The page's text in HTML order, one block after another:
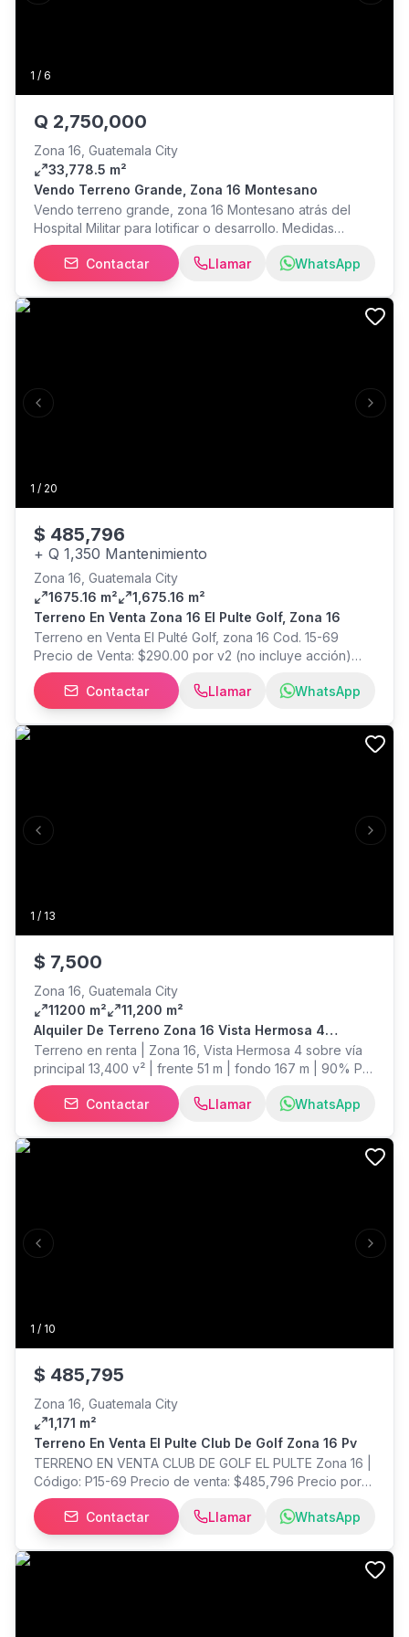
1 / 6
Q 2,750,000
Zona 16, Guatemala City
33,778.5 m²
Vendo Terreno Grande, Zona 16 Montesano
Vendo terreno grande, zona 16 Montesano atrás del
Hospital Militar para lotificar o desarrollo. Medidas
33,778.50 mt², registrado. Aprovechables 7,770,000, a
nivel de calle, el resto es Terreno inclinado ( barranco).
Tiene 242mt² de frente sobre calle asfaltada,
pavimentada Servicio Energía Eléctrica, drenajes
Contactar Llamar WhatsApp
1 / 20
Previous slide Next
$ 485,796
+ Q 1,350 Mantenimiento
Zona 16, Guatemala City
1675.16 m²
1,675.16 m²
Terreno En Venta Zona 16 El Pulte Golf, Zona 16
Terreno en Venta El Pulté Golf, zona 16 Cod. 15-69
Precio de Venta: $290.00 por v2 (no incluye acción)
Área: 1,675.16 v2 Golf front IUSI trimestral: Q5,083.10 /
Mantenimiento: Q1,350.00 Amenidades: campo de golf,
senderos, restaurante, spa, canchas de tenis, driving
range, ciclovías, business center y salones sociales,
Contactar Llamar WhatsApp
1 / 13
Previous slide Next
$ 7,500
Zona 16, Guatemala City
11200 m²
11,200 m²
Alquiler De Terreno Zona 16 Vista Hermosa 4
Subiendo A El Pulte Con 13400 V²
Terreno en renta | Zona 16, Vista Hermosa 4 sobre vía
principal 13,400 v² | frente 51 m | fondo 167 m | 90% Pot
G3 Ideal para desarrollos como colegios, condominios,
clubes, canchas deportivas o plaza comercial Ubicación
estratégica en zona de alto crecimiento con múltiples
desarrollos Posibilidad de contratos a largo plazo para
Contactar Llamar WhatsApp
1 / 10
Previous slide Next
$ 485,795
Zona 16, Guatemala City
1,171 m²
Terreno En Venta El Pulte Club De Golf Zona 16 Pv
TERRENO EN VENTA CLUB DE GOLF EL PULTE Zona 16 |
Código: P15-69 Precio de venta: $485,796 Precio por
v²: $290 No incluye acción Exclusivo terreno golf front
ubicado dentro de El Pulté Golf, Zona 16, uno de los
desarrollos residenciales más prestigiosos y privados
de la ciudad. Con 1,675.16 v², este terreno es ideal para
Contactar Llamar WhatsApp